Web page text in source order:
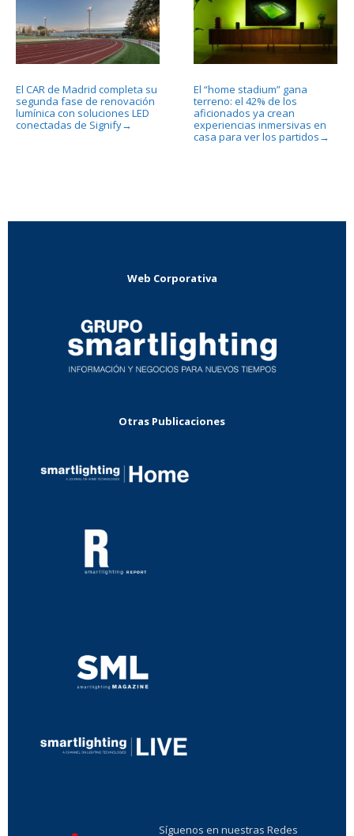
El CAR de Madrid completa su
segunda fase de renovación
lumínica con soluciones LED
conectadas de Signify→
El “home stadium” gana
terreno: el 42% de los
aficionados ya crean
experiencias inmersivas en
casa para ver los partidos →
Web Corporativa
Otras Publicaciones
Síguenos en nuestras Redes